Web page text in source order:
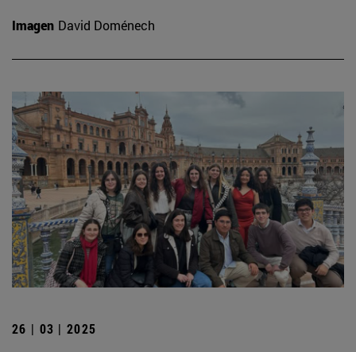
Imagen David Doménech
26 | 03 | 2025